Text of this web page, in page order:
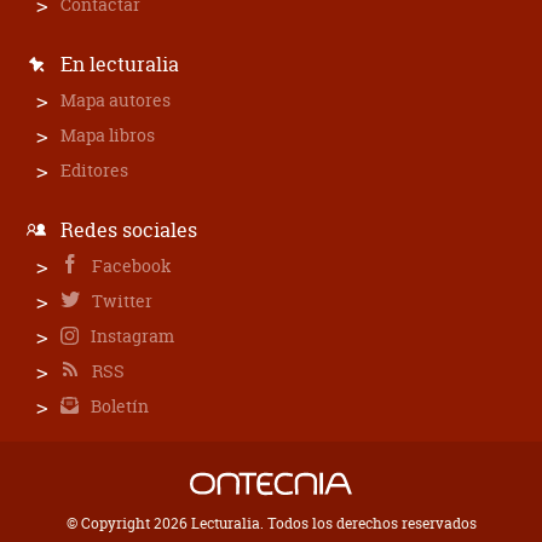
En lecturalia
Mapa autores
Mapa libros
Editores
Redes sociales
Facebook
Twitter
Instagram
RSS
Boletín
© Copyright 2026 Lecturalia. Todos los derechos reservados